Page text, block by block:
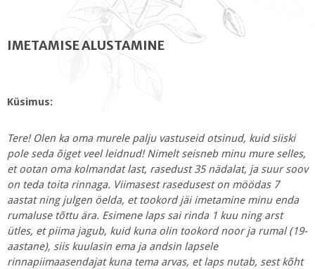
IMETAMISE ALUSTAMINE
Küsimus:
Tere! Olen ka oma murele palju vastuseid otsinud, kuid siiski
pole seda õiget veel leidnud! Nimelt seisneb minu mure selles,
et ootan oma kolmandat last, rasedust 35 nädalat, ja suur soov
on teda toita rinnaga. Viimasest rasedusest on möödas 7
aastat ning julgen öelda, et tookord jäi imetamine minu enda
rumaluse tõttu ära. Esimene laps sai rinda 1 kuu ning arst
ütles, et piima jagub, kuid kuna olin tookord noor ja rumal (19-
aastane), siis kuulasin ema ja andsin lapsele
rinnapiimaasendajat kuna tema arvas, et laps nutab, sest kõht